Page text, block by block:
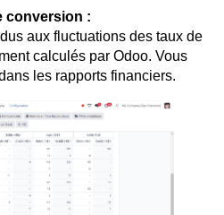
conversion :
aux fluctuations des taux de
calculés par Odoo. Vous
les rapports financiers.